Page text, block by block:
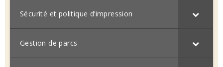
Sécurité et politique d’impression
Gestion de parcs